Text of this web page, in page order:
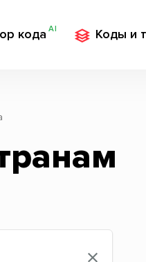
кода AI Коды и